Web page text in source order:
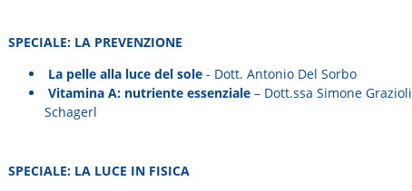
SPECIALE: LA PREVENZIONE
La pelle alla luce del sole- Dott. Antonio Del Sorbo
Vitamina A: nutriente essenziale– Dott.ssa Simone Grazioli
Schagerl
SPECIALE: LA LUCE IN FISICA